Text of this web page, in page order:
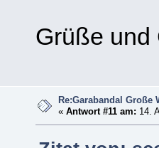
Grüße und
Re:Garabandal Große
«Antwort #11 am: 14.